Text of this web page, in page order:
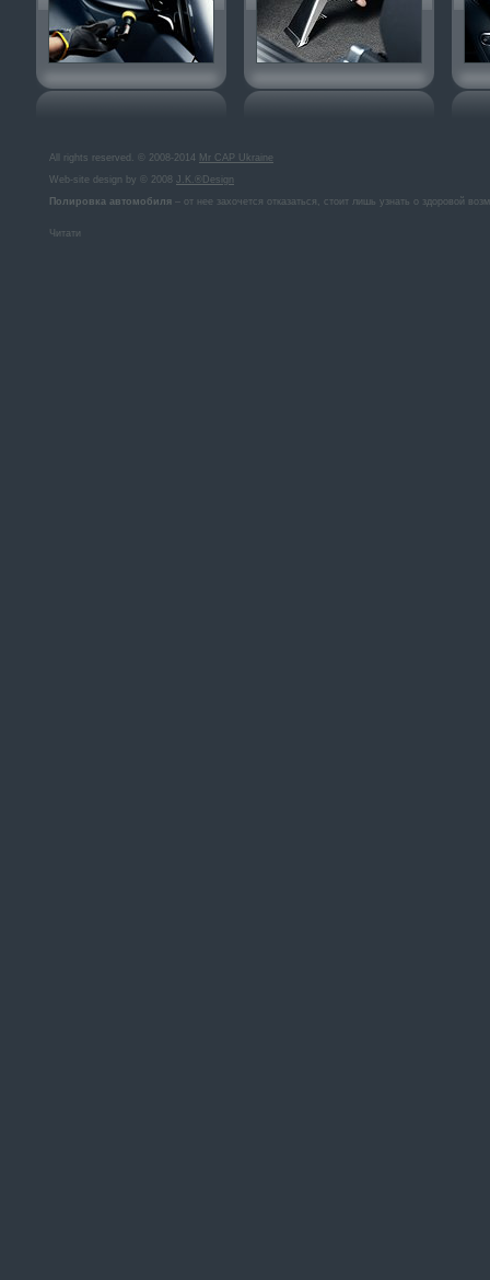
All rights reserved. © 2008-2014
Mr CAP Ukraine
Web-site design by © 2008 J.K.®Design
Полировка автомобиля – от нее захочется отказаться, стоит лишь узнать о здоровой
Читати